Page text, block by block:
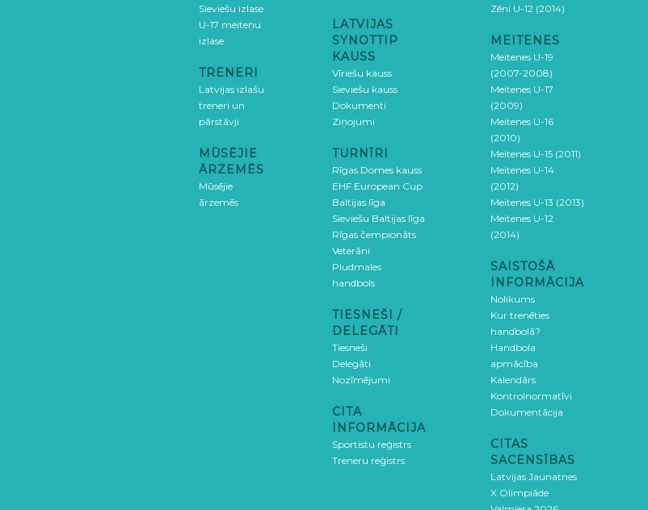
Sieviešu izlase
U-17 meiteņu
izlase
TRENERI
Latvijas izlašu
treneri un
pārstāvji
MŪSĒJIE
ĀRZEMĒS
Mūsējie
ārzemēs
LATVIJAS
SYNOTTIP
KAUSS
Vīriešu kauss
Sieviešu kauss
Dokumenti
Ziņojumi
TURNĪRI
Rīgas Domes kauss
EHF European Cup
Baltijas līga
Sieviešu Baltijas līga
Rīgas čempionāts
Veterāni
Pludmales
handbols
TIESNEŠI /
DELEGĀTI
Tiesneši
Delegāti
Nozīmējumi
CITA
INFORMĀCIJA
Sportistu reģistrs
Treneru reģistrs
Zēni U-12 (2014)
MEITENES
Meitenes U-19
(2007-2008)
Meitenes U-17
(2009)
Meitenes U-16
(2010)
Meitenes U-15 (2011)
Meitenes U-14
(2012)
Meitenes U-13 (2013)
Meitenes U-12
(2014)
SAISTOŠĀ
INFORMĀCIJA
Nolikums
Kur trenēties
handbolā?
Handbola
apmācība
Kalendārs
Kontrolnormatīvi
Dokumentācija
CITAS
SACENSĪBAS
Latvijas Jaunatnes
X Olimpiāde